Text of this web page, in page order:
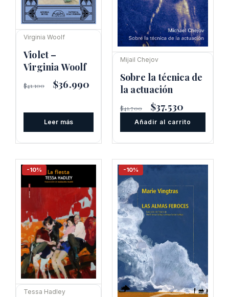
Violet –
Virginia Woolf
Virginia Woolf
$41.100
El
precio
$41.100.
$36.990
Leer más
Sobre la técnica de
la actuación
Mijail Chejov
$41.700
El
precio
original
era:
$41.700.
$37.530
precio
actual
es:
$37.530.
Añadir al carrito
-10%
Tessa Hadley
-10%